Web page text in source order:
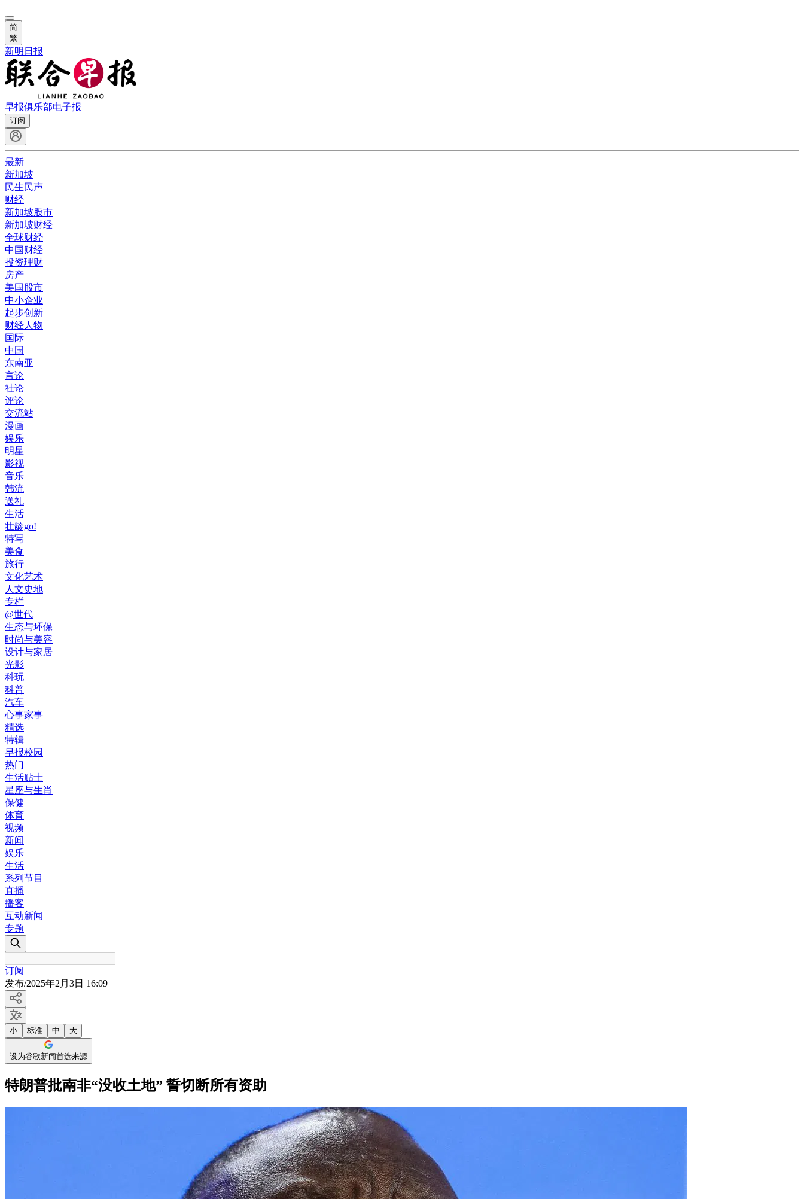
简
繁
新明日报
早报俱乐部电子报
订阅
最新
新加坡
民生民声
财经
新加坡股市
新加坡财经
全球财经
中国财经
投资理财
房产
美国股市
中小企业
起步创新
财经人物
国际
中国
东南亚
言论
社论
评论
交流站
漫画
娱乐
明星
影视
音乐
韩流
送礼
生活
壮龄go!
特写
美食
旅行
文化艺术
人文史地
专栏
@世代
生态与环保
时尚与美容
设计与家居
光影
科玩
科普
汽车
心事家事
精选
特辑
早报校园
热门
生活贴士
星座与生肖
保健
体育
视频
新闻
娱乐
生活
系列节目
直播
播客
互动新闻
专题
订阅
发布/2025年2月3日 16:09
小 标准 中 大
设为谷歌新闻首选来源
特朗普批南非“没收土地” 誓切断所有资助